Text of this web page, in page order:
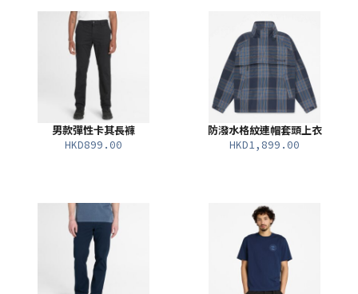
男款彈性卡其長褲
HKD899.00
防潑水格紋連帽套頭上衣
HKD1,899.00